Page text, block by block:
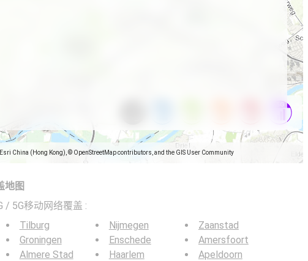
China (Hong Kong), © OpenStreetMap contributors, and the GIS User Community
地图
/ 5G移动网络覆盖 :
Tilburg
Groningen
Almere Stad
Nijmegen
Enschede
Haarlem
Zaanstad
Amersfoort
Apeldoorn